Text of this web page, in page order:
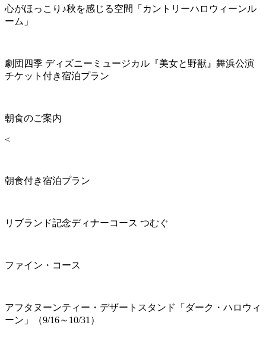
心がほっこり♪秋を感じる空間「カントリーハロウィーンル
ーム」
劇団四季 ディズニーミュージカル『美女と野獣』舞浜公演
チケット付き宿泊プラン
朝食のご案内
<
朝食付き宿泊プラン
リブランド記念ディナーコース つむぐ
ファイン・コース
アフタヌーンティー・デザートスタンド「ダーク・ハロウィ
ーン」（9/16～10/31）